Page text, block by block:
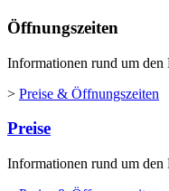
Öffnungszeiten
Informationen rund um
> Preise & Öffnungszeiten
Preise
Informationen rund um